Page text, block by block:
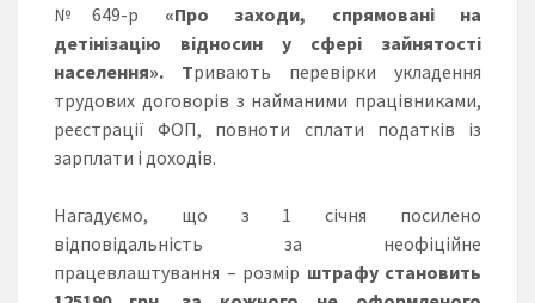
№649-р «Про заходи, спрямовані на
детінізацію відносин у сфері зайнятості
населення». Тривають перевірки укладення
трудових договорів з найманими працівниками,
реєстрації ФОП, повноти сплати податків із
зарплати і доходів.
Нагадуємо, що з 1 січня посилено
відповідальність за неофіційне
працевлаштування – розмір штрафу становить